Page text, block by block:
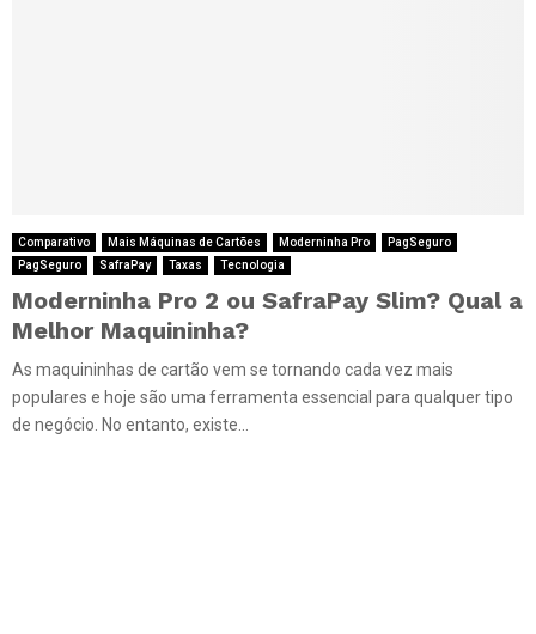
Comparativo Mais Máquinas de Cartões Moderninha Pro
PagSeguro
PagSeguro
SafraPay Taxas Tecnologia
Moderninha Pro 2 ou SafraPay Slim? Qual a
Melhor Maquininha?
As maquininhas de cartão vem se tornando cada vez mais
populares e hoje são uma ferramenta essencial para qualquer tipo
de negócio. No entanto, existe...